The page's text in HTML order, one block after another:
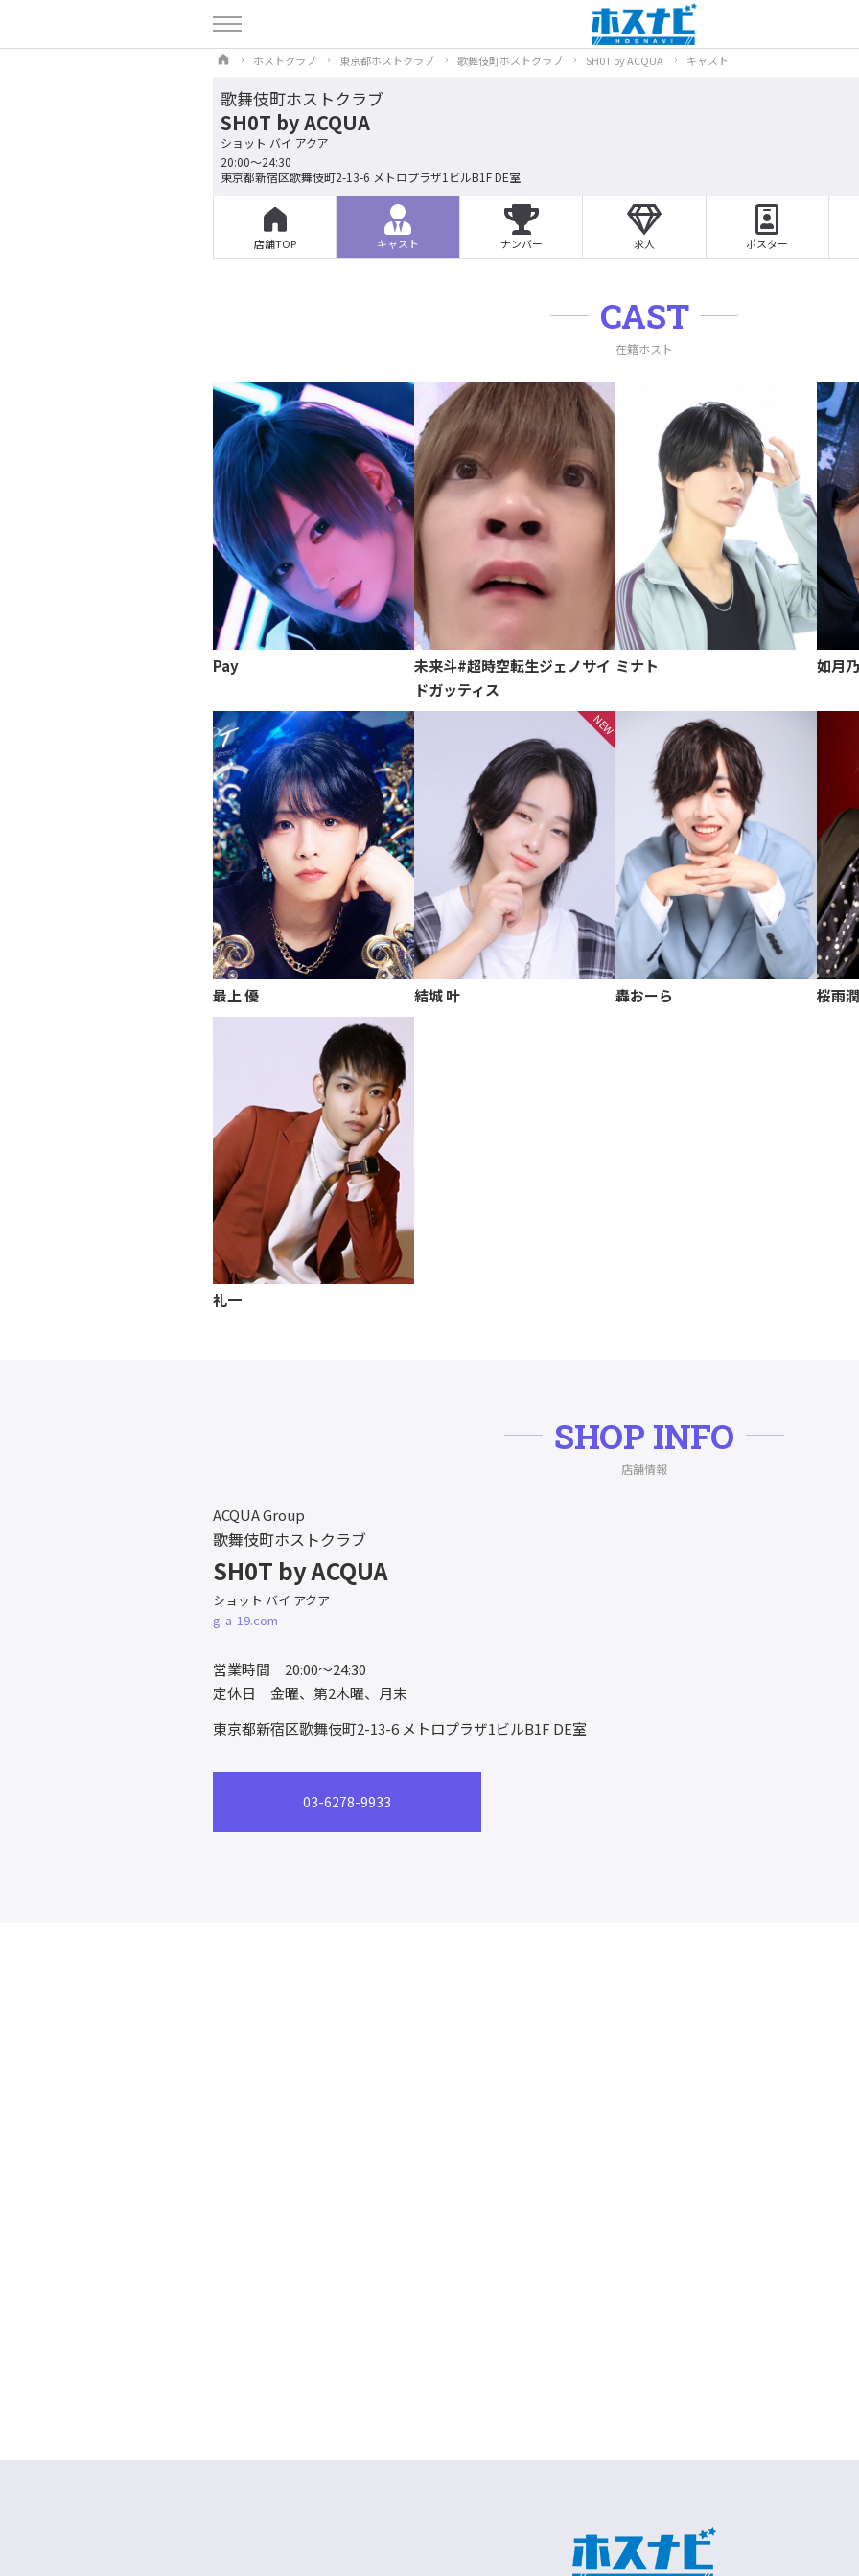
ホストクラブ 東京都ホストクラブ 歌舞伎町ホストクラブ SH0T by ACQUA キャスト
歌舞伎町ホストクラブ
SH0T by ACQUA
ショット バイ アクア
20:00〜24:30
東京都新宿区歌舞伎町2-13-6 メトロプラザ1ビルB1F DE室
店舗TOP キャスト ナンバー 求人 ポスター
CAST
在籍ホスト
Pay
未来斗#超時空転生ジェノサイ
ドガッティス
ミナト 如月
最上 優 結城 叶 轟おーら 桜雨潤
礼一
SHOP INFO
店舗情報
ACQUA Group
歌舞伎町ホストクラブ
SH0T by ACQUA
ショット バイ アクア
g-a-19.com
営業時間 20:00〜24:30
定休日 金曜、第2木曜、月末
東京都新宿区歌舞伎町2-13-6 メトロプラザ1ビルB1F DE室
03-6278-9933